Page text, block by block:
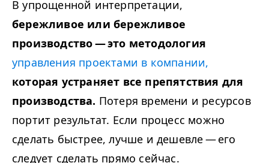
В упрощенной интерпретации,
бережливое или бережливое
производство — это методология
управления проектами в компании,
которая устраняет все препятствия для
производства. Потеря времени и ресурсов
портит результат. Если процесс можно
сделать быстрее, лучше и дешевле — его
следует сделать прямо сейчас.